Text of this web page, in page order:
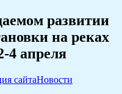
развитии
на реках
4 апреля
сайтаНовости